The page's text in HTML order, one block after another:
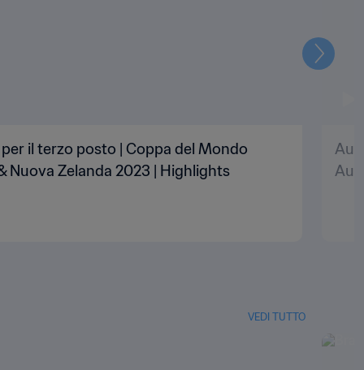
il terzo posto | Coppa del Mondo
Nuova Zelanda 2023 | Highlights
VEDI TUTTO